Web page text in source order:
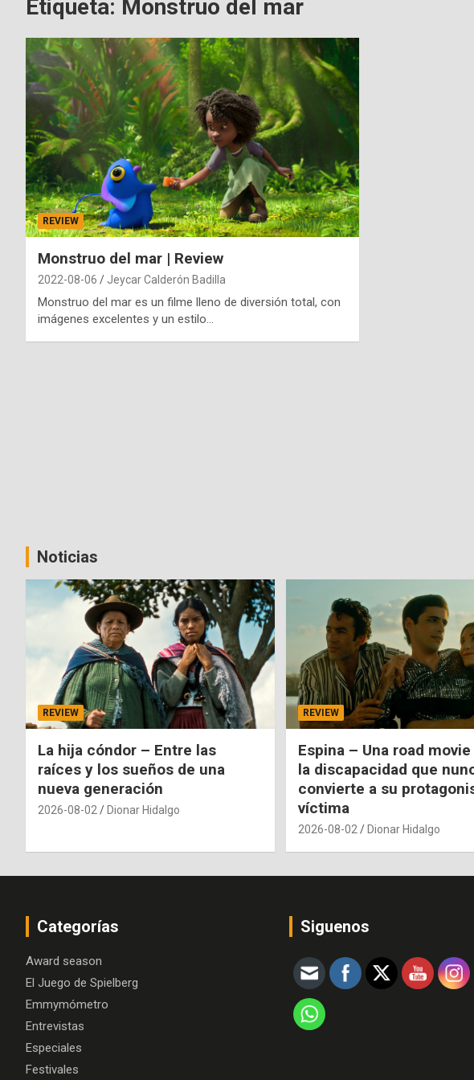
Etiqueta: Monstruo del mar
REVIEW
Monstruo del mar | Review
2022-08-06 Jeycar Calderón Badilla
Monstruo del mar es un filme lleno de diversión total, con
imágenes excelentes y un estilo…
Noticias
REVIEW
La hija cóndor – Entre las
raíces y los sueños de una
nueva generación
2026-08-02 Dionar Hidalgo
REVIEW
Espina – Una road
la discapacidad que
convierte a su
víctima
2026-08-02 Dionar Hidalgo
Categorías
Award season
El Juego de Spielberg
Emmymómetro
Entrevistas
Especiales
Festivales
Siguenos